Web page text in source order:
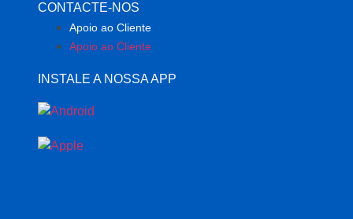
CONTACTE-NOS
Apoio ao Cliente
Apoio ao Cliente
INSTALE A NOSSA APP